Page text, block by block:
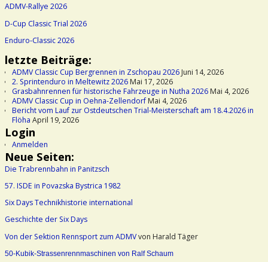
ADMV-Rallye 2026
D-Cup Classic Trial 2026
Enduro-Classic 2026
letzte Beiträge:
ADMV Classic Cup Bergrennen in Zschopau 2026Juni 14, 2026
2. Sprintenduro in Meltewitz 2026Mai 17, 2026
Grasbahnrennen für historische Fahrzeuge in Nutha 2026Mai 4, 2026
ADMV Classic Cup in Oehna-ZellendorfMai 4, 2026
Bericht vom Lauf zur Ostdeutschen Trial-Meisterschaft am 18.4.2026 in
Flöha April 19, 2026
Login
Anmelden
Neue Seiten:
Die Trabrennbahn in Panitzsch
57. ISDE in Povazska Bystrica 1982
Six Days Technikhistorie international
Geschichte der Six Days
Von der Sektion Rennsport zum ADMVvon Harald Täger
50-Kubik-Strassenrennmaschinen von Ralf Schaum